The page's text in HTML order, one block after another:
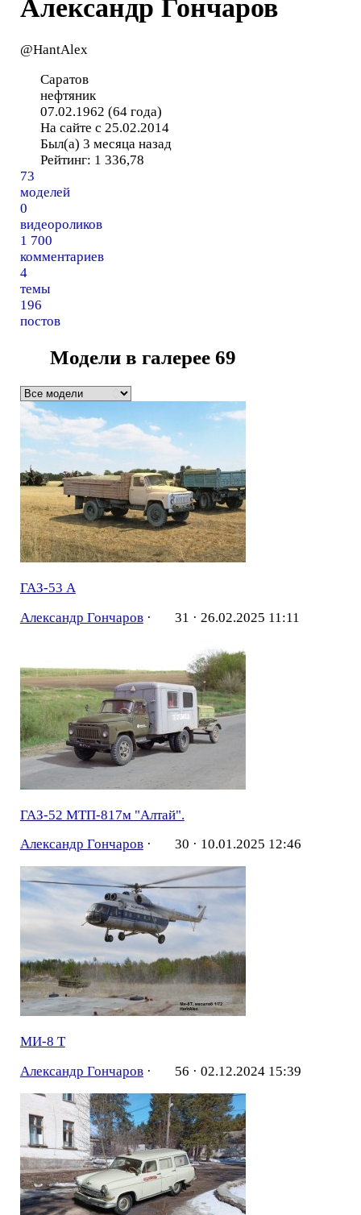
Александр Гончаров
@HantAlex
Саратов
нефтяник
07.02.1962 (64 года)
На сайте с 25.02.2014
Был(а) 3 месяца назад
Рейтинг: 1 336,78
73
моделей
0
видеороликов
1 700
комментариев
4
темы
196
постов
Модели в галерее69
ГАЗ-53 А
Александр Гончаров· 31 · 26.02.2025 11:11
ГАЗ-52 МТП-817м "Алтай".
Александр Гончаров· 30 · 10.01.2025 12:46
МИ-8 Т
Александр Гончаров· 56 · 02.12.2024 15:39